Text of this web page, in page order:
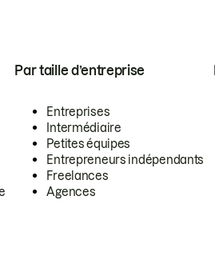
Par taille d’entreprise
Entreprises
Intermédiaire
Petites équipes
Entrepreneurs indépendants
Freelances
Agences